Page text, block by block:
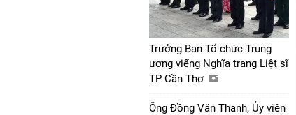
Trưởng Ban Tổ chức Trung
ương viếng Nghĩa trang Liệt sĩ
TP Cần Thơ
Ông Đồng Văn Thanh, Ủy viên